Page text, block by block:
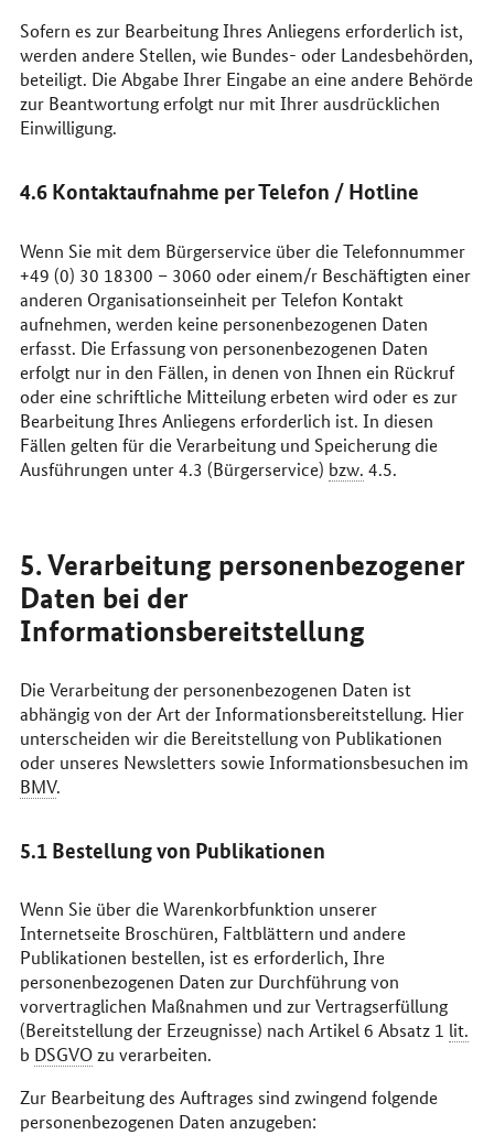
Sofern es zur Bearbeitung Ihres Anliegens erforderlich ist,
werden andere Stellen, wie Bundes- oder Landesbehörden,
beteiligt. Die Abgabe Ihrer Eingabe an eine andere Behörde
zur Beantwortung erfolgt nur mit Ihrer ausdrücklichen
Einwilligung.
4.6 Kontaktaufnahme per Telefon / Hotline
Wenn Sie mit dem Bürgerservice über die Telefonnummer
+49 (0) 30 18300 – 3060 oder einem/r Beschäftigten einer
anderen Organisationseinheit per Telefon Kontakt
aufnehmen, werden keine personenbezogenen Daten
erfasst. Die Erfassung von personenbezogenen Daten
erfolgt nur in den Fällen, in denen von Ihnen ein Rückruf
oder eine schriftliche Mitteilung erbeten wird oder es zur
Bearbeitung Ihres Anliegens erforderlich ist. In diesen
Fällen gelten für die Verarbeitung und Speicherung die
Ausführungen unter 4.3 (Bürgerservice) bzw. 4.5.
5. Verarbeitung personenbezogener
Daten bei der
Informationsbereitstellung
Die Verarbeitung der personenbezogenen Daten ist
abhängig von der Art der Informationsbereitstellung. Hier
unterscheiden wir die Bereitstellung von Publikationen
oder unseres Newsletters sowie Informationsbesuchen im
BMV.
5.1 Bestellung von Publikationen
Wenn Sie über die Warenkorbfunktion unserer
Internetseite Broschüren, Faltblättern und andere
Publikationen bestellen, ist es erforderlich, Ihre
personenbezogenen Daten zur Durchführung von
vorvertraglichen Maßnahmen und zur Vertragserfüllung
(Bereitstellung der Erzeugnisse) nach Artikel 6 Absatz 1 lit.
b DSGVOzu verarbeiten.
Zur Bearbeitung des Auftrages sind zwingend folgende
personenbezogenen Daten anzugeben: